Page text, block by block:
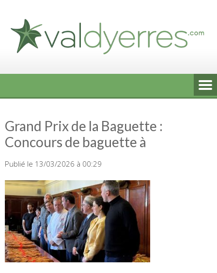
content
Grand Prix de la Baguette :
Concours de baguette à
Publié le 13/03/2026 à 00:29